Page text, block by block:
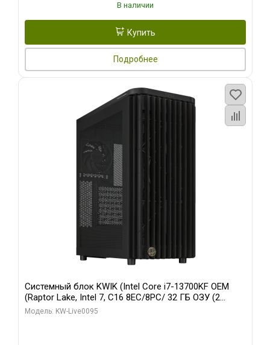
В наличии
Купить
Подробнее
Системный блок KWIK (Intel Core i7-13700KF OEM
(Raptor Lake, Intel 7, C16 8EC/8PC/ 32 ГБ ОЗУ (2
модуля)/ Afox RTX4090 24GB GDDR6X 384-Bit 3xDP
Модель: KW-Live0095